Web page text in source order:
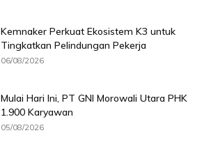
Kemnaker Perkuat Ekosistem K3 untuk
Tingkatkan Pelindungan Pekerja
06/08/2026
Mulai Hari Ini, PT GNI Morowali Utara PHK
1.900 Karyawan
05/08/2026